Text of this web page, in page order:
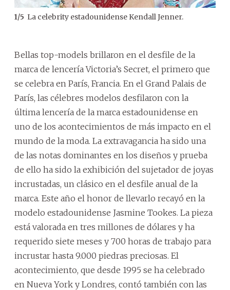
1/5 La celebrity estadounidense Kendall Jenner.
Bellas top-models brillaron en el desfile de la
marca de lencería Victoria’s Secret, el primero que
se celebra en París, Francia. En el Grand Palais de
París, las célebres modelos desfilaron con la
última lencería de la marca estadounidense en
uno de los acontecimientos de más impacto en el
mundo de la moda. La extravagancia ha sido una
de las notas dominantes en los diseños y prueba
de ello ha sido la exhibición del sujetador de joyas
incrustadas, un clásico en el desfile anual de la
marca. Este año el honor de llevarlo recayó en la
modelo estadounidense Jasmine Tookes. La pieza
está valorada en tres millones de dólares y ha
requerido siete meses y 700 horas de trabajo para
incrustar hasta 9.000 piedras preciosas. El
acontecimiento, que desde 1995 se ha celebrado
en Nueva York y Londres, contó también con las